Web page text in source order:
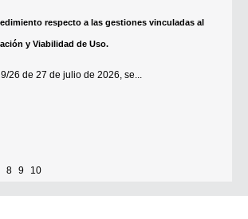
respecto a las gestiones vinculadas al
y Viabilidad de Uso.
26 de 27 de julio de 2026, se...
8 9 10